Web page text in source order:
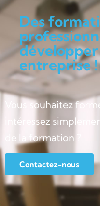
Des
entreprise !
Vous souhaitez
intéressez
de la formation ?
Contactez-nous